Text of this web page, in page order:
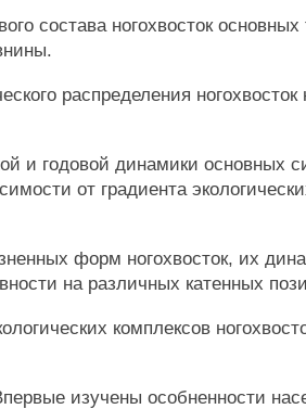
состава ногохвосток основных
распределения ногохвосток
и годовой динамики основных
от градиента
форм ногохвосток, их
на различных катенных
комплексов
изучены особненности